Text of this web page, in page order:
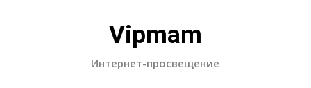
Vipmam
Интернет-просвещение